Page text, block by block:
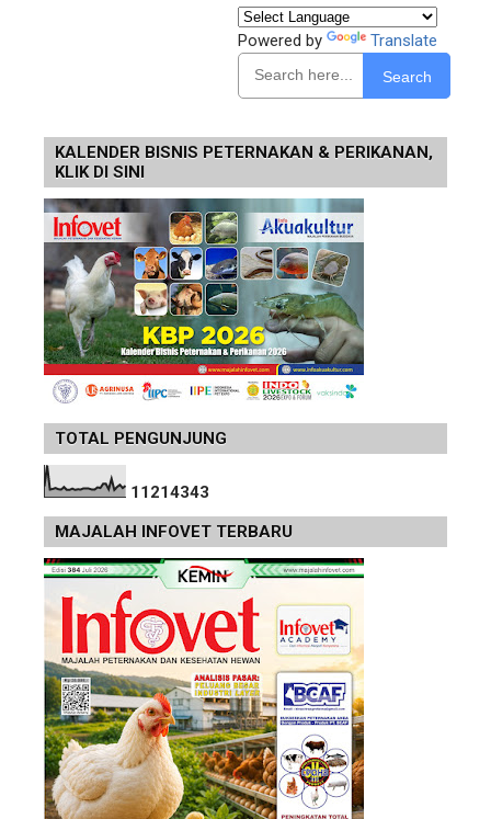
Powered by Translate
Search
KALENDER BISNIS PETERNAKAN & PERIKANAN,
KLIK DI SINI
TOTAL PENGUNJUNG
11214343
MAJALAH INFOVET TERBARU